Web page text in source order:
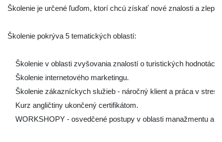
Školenie je určené ľuďom, ktorí chcú získať nové znalosti a
Školenie pokrýva 5 tematických oblastí:
Školenie v oblasti zvyšovania znalostí o turistických
    Školenie internetového marketingu.
Školenie zákazníckych služieb - náročný klient a práca v
    Kurz angličtiny ukončený certifikátom.
WORKSHOPY - osvedčené postupy v oblasti manažmentu a